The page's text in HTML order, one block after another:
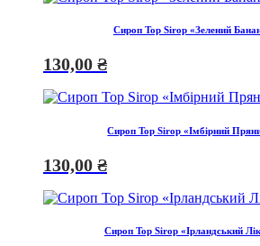
Сироп Top Sirop «Зелений
130,00 ₴
Сироп Top Sirop «Імбірний
130,00 ₴
Сироп Top Sirop «Ірландський